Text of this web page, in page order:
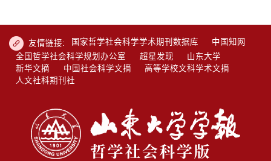
友情链接: 国家哲学社会科学学术期刊数据库
中国知网
全国哲学社会科学规划办公室
超星发现
山东大学
新华文摘
中国社会科学文摘
高等学校文科学术文摘
人文社科期刊社